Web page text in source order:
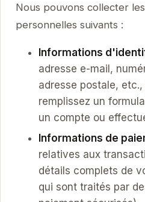
Nous pouvons collecter
personnelles suivants :
Informations
adresse e-mail,
adresse postale,
remplissez un
un compte ou
Informations de
relatives aux
détails complets de
qui sont traités par